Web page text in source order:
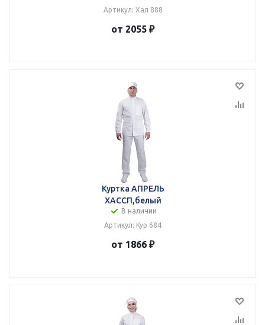
Артикул: Хал 888
от 2055 ₽
Куртка АПРЕЛЬ
ХАССП,белый
В наличии
Артикул: Кур 684
от 1866 ₽